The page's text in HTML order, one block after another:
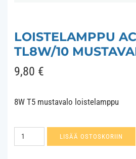
LOISTELAMPPU
TL8W/10
9,80 €
8W T5 mustavalo loistelamppu
Loistelamppu
Actinic
LISÄÄ OSTOSKORIIN